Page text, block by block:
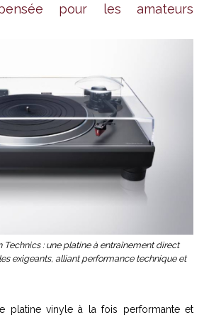
pour les amateurs
: une platine à entraînement direct
exigeants, alliant performance technique et
platine vinyle à la fois performante et